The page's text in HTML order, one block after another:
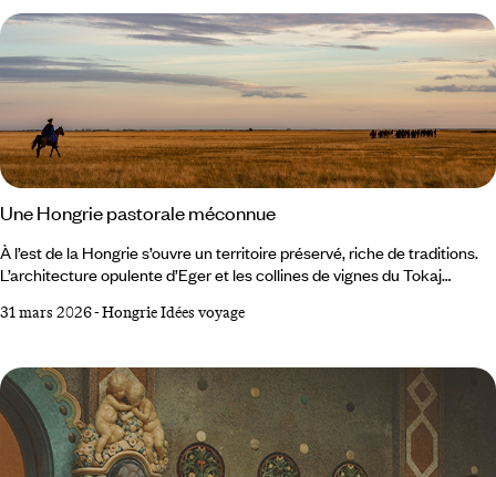
Une Hongrie pastorale méconnue
À l’est de la Hongrie s’ouvre un territoire préservé, riche de traditions.
L’architecture opulente d’Eger et les collines de vignes du Tokaj
d’Europe centrale, qui vit encore au rythme des cavaliers et de leurs
Budapest, nichée sur les flancs du massif montagneux qui borde la
Slovaquie, la ville d’Eger est un joyau.
31 mars 2026-Hongrie Idées voyage